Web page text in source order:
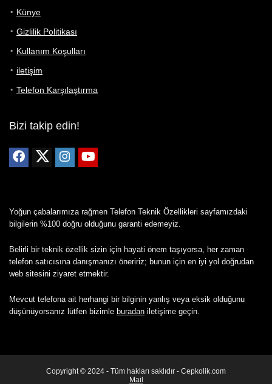
Künye
Gizlilik Politikası
Kullanım Koşulları
iletişim
Telefon Karşılaştırma
Bizi takip edin!
Yoğun çabalarımıza rağmen Telefon Teknik Özellikleri sayfamızdaki
bilgilerin %100 doğru olduğunu garanti edemeyiz.
Belirli bir teknik özellik sizin için hayati önem taşıyorsa, her zaman
telefon satıcısına danışmanızı öneririz; bunun için en iyi yol doğrudan
web sitesini ziyaret etmektir.
Mevcut telefona ait herhangi bir bilginin yanlış veya eksik olduğunu
düşünüyorsanız lütfen bizimle buradan iletişime geçin.
Copyright © 2024 - Tüm hakları saklıdır - Cepkolik.com
Mail